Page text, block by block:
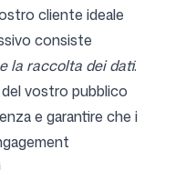
cliente ideale
consiste
la raccolta dei dati.
vostro pubblico
e garantire che i